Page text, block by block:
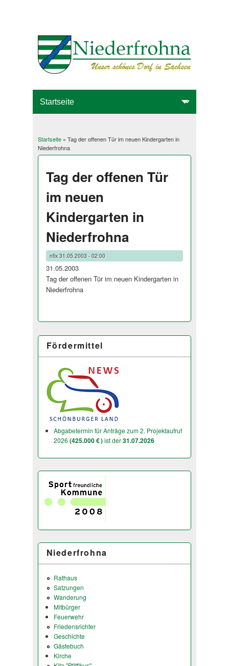
Sie sind hier
Startseite» Tag der offenen Tür im neuen Kindergarten in
Niederfrohna
Tag der offenen Tür
im neuen
Kindergarten in
Niederfrohna
nfix31.05.2003 - 02:00
31.05.2003
Tag der offenen Tür im neuen Kindergarten in
Niederfrohna
Fördermittel
Abgabetermin für Anträge zum 2. Projektaufruf
2026 (425.000 € )ist der31.07.2026
Niederfrohna
Rathaus
Satzungen
Wanderung
Mitbürger
Feuerwehr
Friedensrichter
Geschichte
Gästebuch
Kirche